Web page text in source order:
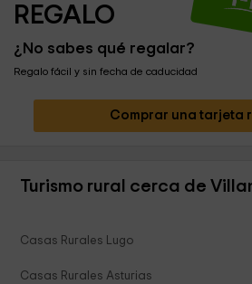
REGALO
¿No sabes qué regalar?
Regalo fácil y sin fecha de caducidad
Comprar una tarjeta
Turismo rural cerca de
Casas Rurales Lugo
Casas Rurales Asturias